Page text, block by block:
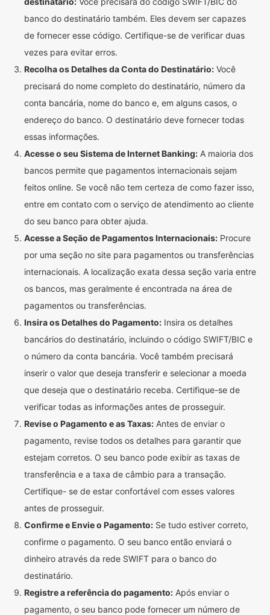
banco do destinatário também. Eles devem ser capazes
de fornecer esse código. Certifique-se de verificar duas
vezes para evitar erros.
Recolha os Detalhes da Conta do Destinatário: Você
precisará do nome completo do destinatário, número da
conta bancária, nome do banco e, em alguns casos, o
endereço do banco. O destinatário deve fornecer todas
essas informações.
Acesse o seu Sistema de Internet Banking: A maioria dos
bancos permite que pagamentos internacionais sejam
feitos online. Se você não tem certeza de como fazer isso,
entre em contato com o serviço de atendimento ao cliente
do seu banco para obter ajuda.
Acesse a Seção de Pagamentos Internacionais: Procure
por uma seção no site para pagamentos ou transferências
internacionais. A localização exata dessa seção varia entre
os bancos, mas geralmente é encontrada na área de
pagamentos ou transferências.
Insira os Detalhes do Pagamento: Insira os detalhes
bancários do destinatário, incluindo o código SWIFT/BIC e
o número da conta bancária. Você também precisará
inserir o valor que deseja transferir e selecionar a moeda
que deseja que o destinatário receba. Certifique-se de
verificar todas as informações antes de prosseguir.
Revise o Pagamento e as Taxas: Antes de enviar o
pagamento, revise todos os detalhes para garantir que
estejam corretos. O seu banco pode exibir as taxas de
transferência e a taxa de câmbio para a transação.
Certifique- se de estar confortável com esses valores
antes de prosseguir.
Confirme e Envie o Pagamento: Se tudo estiver correto,
confirme o pagamento. O seu banco então enviará o
dinheiro através da rede SWIFT para o banco do
destinatário.
Registre a referência do pagamento: Após enviar o
pagamento, o seu banco pode fornecer um número de